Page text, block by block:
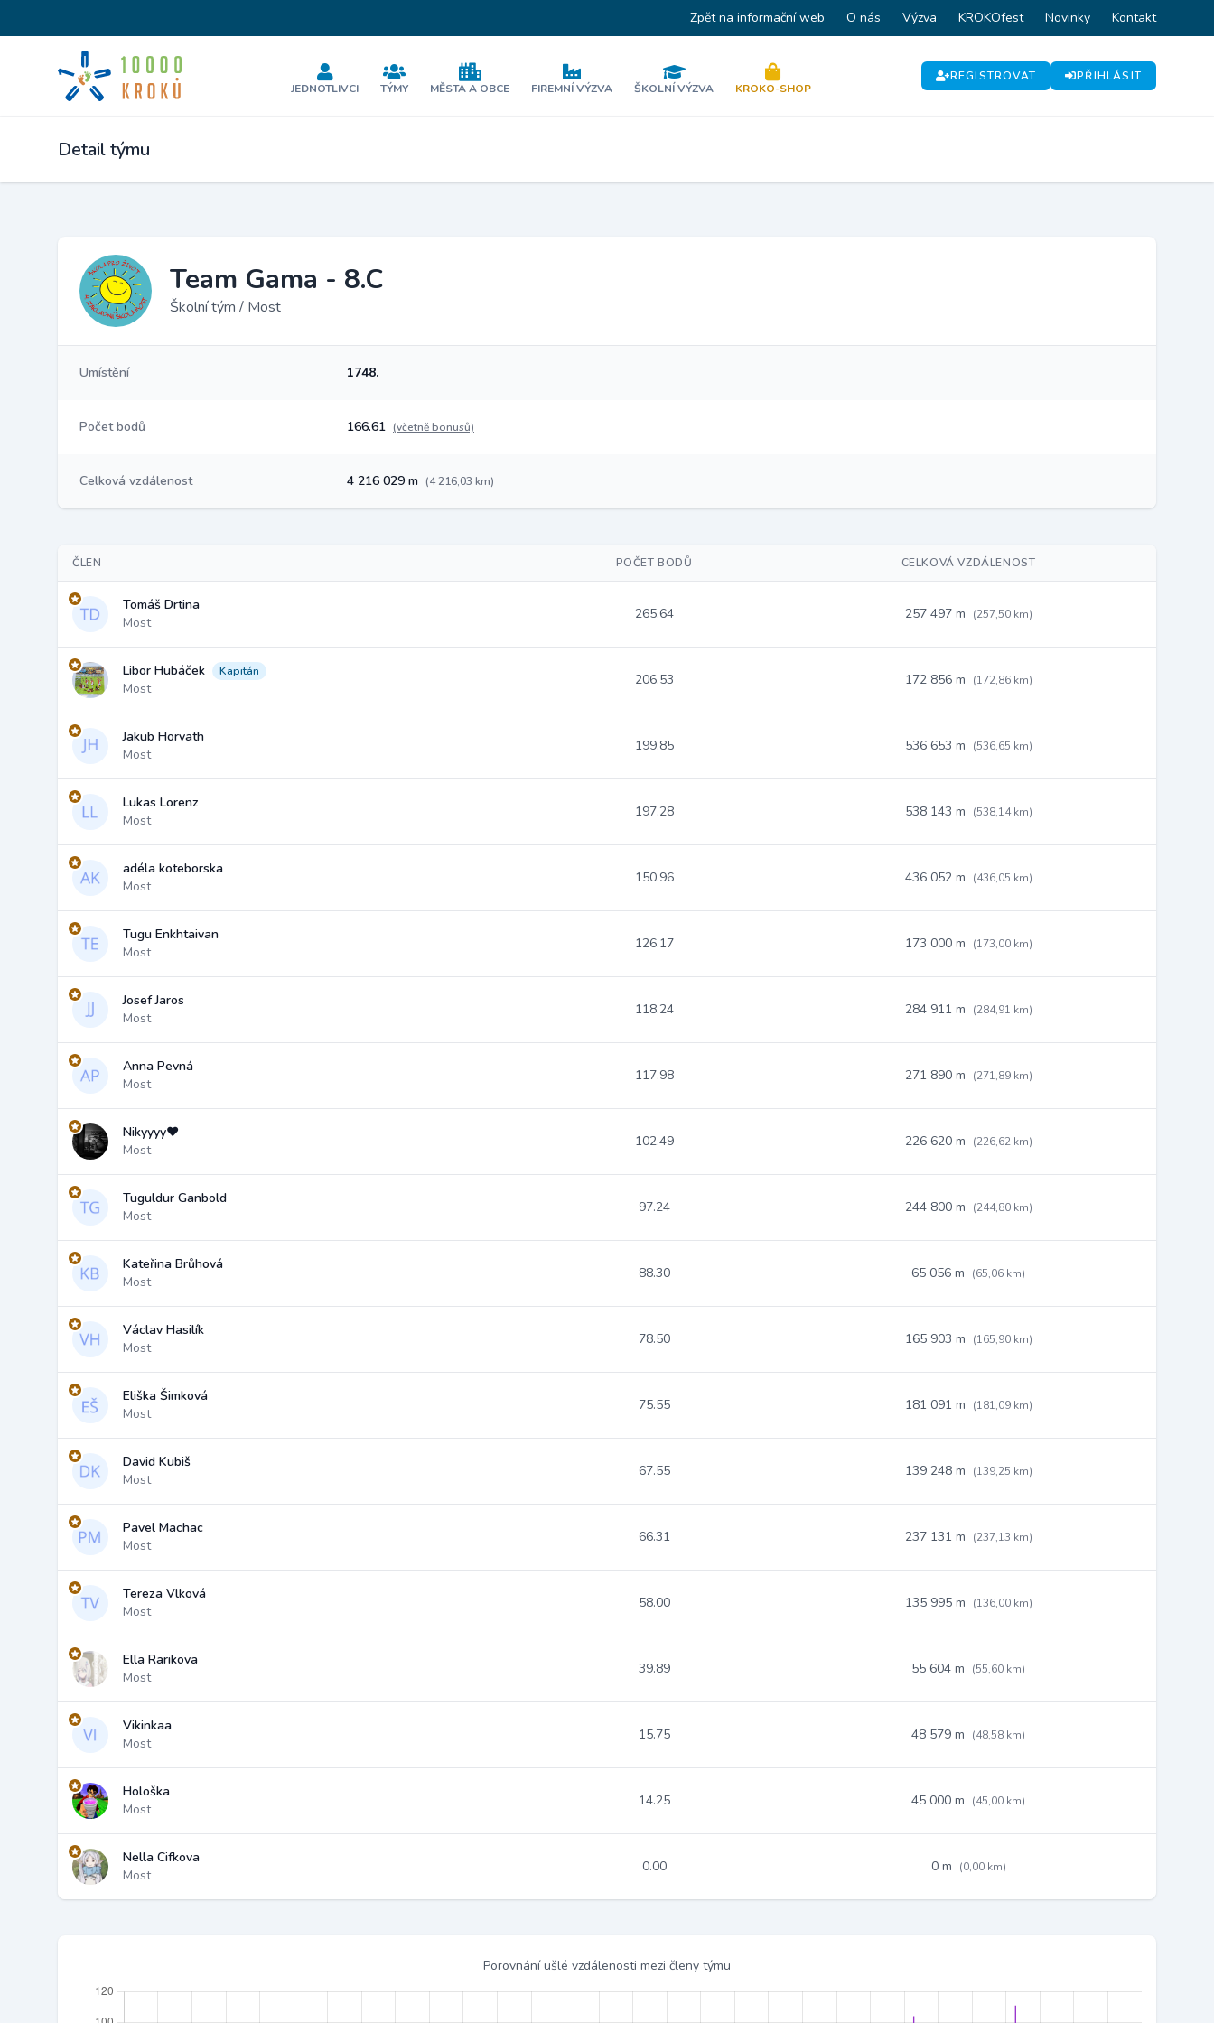
Zpět na informační web O nás Výzva KROKOfest Novinky Kontakt
JEDNOTLIVCI TÝMY MĚSTA A OBCE FIREMNÍ VÝZVA ŠKOLNÍ VÝZVA KROKO-SHOP
REGISTROVAT PŘIHLÁSIT
Detail týmu
Team Gama - 8.C
Školní tým / Most
Umístění 1748.
Počet bodů 166.61 (včetně bonusů)
Celková vzdálenost 4 216 029 m (4 216,03 km)
ČLEN POČET BODŮ CELKOVÁ VZDÁLENOST
Tomáš Drtina
Most
265.64 257 497 m (257,50 km)
Libor Hubáček Kapitán
Most
206.53 172 856 m (172,86 km)
Jakub Horvath
Most
199.85 536 653 m (536,65 km)
Lukas Lorenz
Most
197.28 538 143 m (538,14 km)
adéla koteborska
Most
150.96 436 052 m (436,05 km)
Tugu Enkhtaivan
Most
126.17 173 000 m (173,00 km)
Josef Jaros
Most
118.24 284 911 m (284,91 km)
Anna Pevná
Most
117.98 271 890 m (271,89 km)
Nikyyyy❤️
Most
102.49 226 620 m (226,62 km)
Tuguldur Ganbold
Most
97.24 244 800 m (244,80 km)
Kateřina Brůhová
Most
88.30 65 056 m (65,06 km)
Václav Hasilík
Most
78.50 165 903 m (165,90 km)
Eliška Šimková
Most
75.55 181 091 m (181,09 km)
David Kubiš
Most
67.55 139 248 m (139,25 km)
Pavel Machac
Most
66.31 237 131 m (237,13 km)
Tereza Vlková
Most
58.00 135 995 m (136,00 km)
Ella Rarikova
Most
39.89 55 604 m (55,60 km)
Vikinkaa
Most
15.75 48 579 m (48,58 km)
Hološka
Most
14.25 45 000 m (45,00 km)
Nella Cifkova
Most
0.00 0 m (0,00 km)
Porovnání ušlé vzdálenosti mezi členy týmu